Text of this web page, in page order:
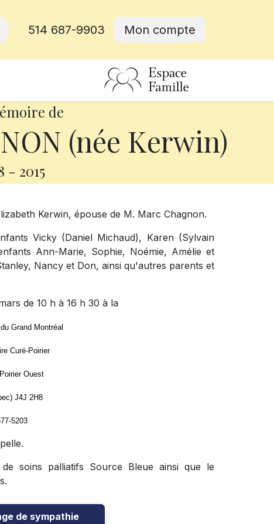
514 687-9903 Mon compte
de
(née Kerwin)
- 2015
Kerwin, épouse de M. Marc Chagnon.
Vicky (Daniel Michaud), Karen (Sylvain
Ann-Marie, Sophie, Noémie, Amélie et
Nancy et Don, ainsi qu'autres parents et
de 10 h à 16 h 30 à la
Grand Montréal
Curé-Poirier
Ouest
J4J 2H8
5203
soins palliatifs Source Bleue ainsi que le
de sympathie